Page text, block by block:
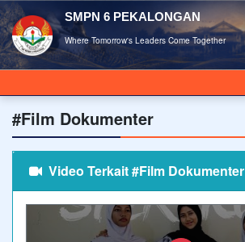
SMPN 6 PEKALONGAN
Where Tomorrow's Leaders Come Together
#Film Dokumenter
Video Terkait #Film Dokumenter